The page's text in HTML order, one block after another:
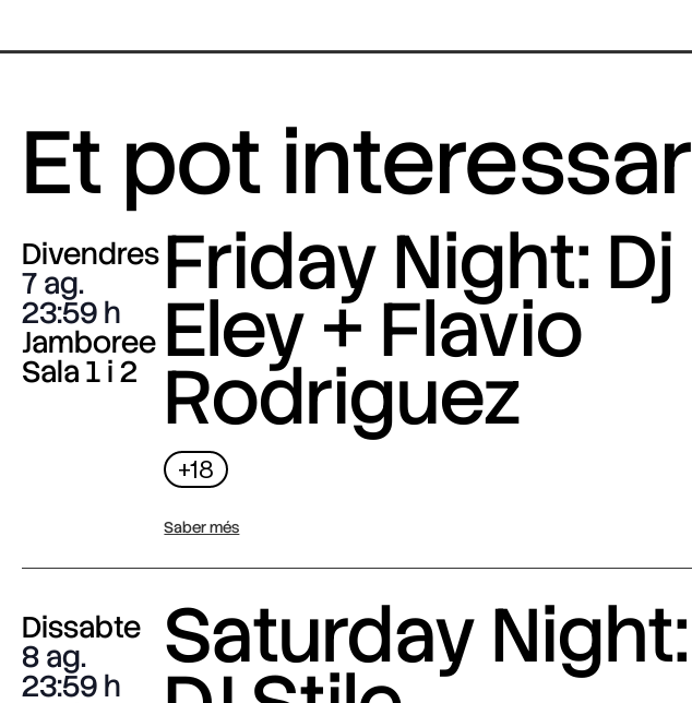
Et pot interessar
Divendres
7 ag.
23:59
Jamboree
Sala 1 i 2
Friday Night: Dj
Eley + Flavio
Rodriguez
+18
Saber més
Dissabte
8 ag.
23:59
Saturday Night: